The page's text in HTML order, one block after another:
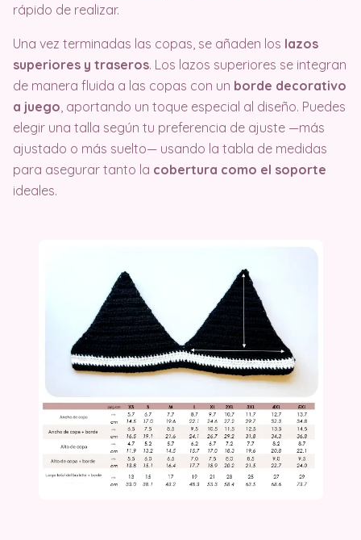
rápido de realizar.
Una vez terminadas las copas, se añaden los lazos
superiores y traseros. Los lazos superiores se integran
de manera fluida a las copas con un borde decorativo
a juego , aportando un toque especial al diseño. Puedes
elegir una talla según tu preferencia de ajuste —más
ajustado o más suelto— usando la tabla de medidas
para asegurar tanto la cobertura como el soporte
ideales.